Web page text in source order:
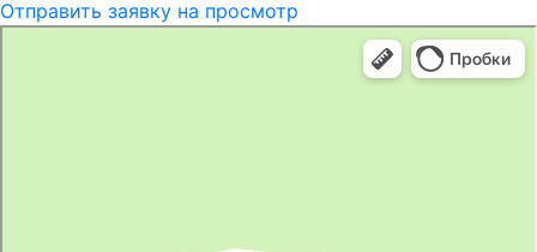
Отправить заявку на просмотр